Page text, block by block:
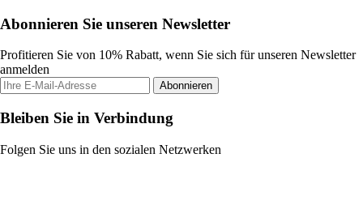
Abonnieren Sie unseren Newsletter
Profitieren Sie von 10% Rabatt, wenn Sie sich für unseren Newsletter
anmelden
Abonnieren
Bleiben Sie in Verbindung
Folgen Sie uns in den sozialen Netzwerken